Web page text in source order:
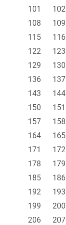
101
102
108
109
115
116
122
123
129
130
136
137
143
144
150
151
157
158
164
165
171
172
178
179
185
186
192
193
199
200
206
207